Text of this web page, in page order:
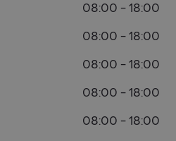
08:00 - 18:00
08:00 - 18:00
08:00 - 18:00
08:00 - 18:00
08:00 - 18:00